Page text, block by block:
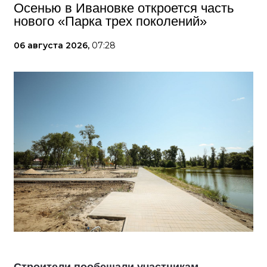
Осенью в Ивановке откроется часть
нового «Парка трех поколений»
06 августа 2026, 07:28